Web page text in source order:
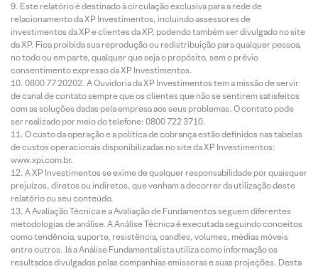
Este relatório é destinado à circulação exclusiva para a rede de
relacionamento da XP Investimentos, incluindo assessores de
investimentos da XP e clientes da XP, podendo também ser divulgado no site
da XP. Fica proibida sua reprodução ou redistribuição para qualquer pessoa,
no todo ou em parte, qualquer que seja o propósito, sem o prévio
consentimento expresso da XP Investimentos.
0800 77 20202. A Ouvidoria da XP Investimentos tem a missão de servir
de canal de contato sempre que os clientes que não se sentirem satisfeitos
com as soluções dadas pela empresa aos seus problemas. O contato pode
ser realizado por meio do telefone: 0800 722 3710.
O custo da operação e a política de cobrança estão definidos nas tabelas
de custos operacionais disponibilizadas no site da XP Investimentos:
www.xpi.com.br.
A XP Investimentos se exime de qualquer responsabilidade por quaisquer
prejuízos, diretos ou indiretos, que venham a decorrer da utilização deste
relatório ou seu conteúdo.
A Avaliação Técnica e a Avaliação de Fundamentos seguem diferentes
metodologias de análise. A Análise Técnica é executada seguindo conceitos
como tendência, suporte, resistência, candles, volumes, médias móveis
entre outros. Já a Análise Fundamentalista utiliza como informação os
resultados divulgados pelas companhias emissoras e suas projeções. Desta